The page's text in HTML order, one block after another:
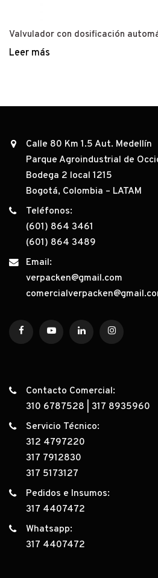
Valvulador con dosificación
Leer más
Calle 80 Km 1.5 Aut. Medellín
Parque Agroindustrial de
Bodega 2 local 1215
Bogotá, Colombia – LATAM
Teléfonos:
(601) 864 3461
(601) 864 3489
Email:
verpacken@gmail.com
Contacto Comercial:
310 6787528
317 8935960
Servicio Técnico:
312 4797220
317 7912830
317 5173127
Pedidos e Insumos:
317 4407472
Whatsapp:
317 4407472